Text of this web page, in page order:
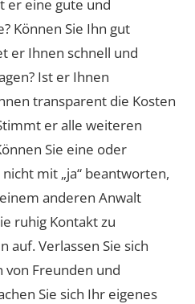
er eine gute und
Können Sie Ihn gut
er Ihnen schnell und
Ist er Ihnen
transparent die Kosten
er alle weiteren
Sie eine oder
mit „ja“ beantworten,
anderen Anwalt
ruhig Kontakt zu
auf. Verlassen Sie sich
von Freunden und
Sie sich Ihr eigenes